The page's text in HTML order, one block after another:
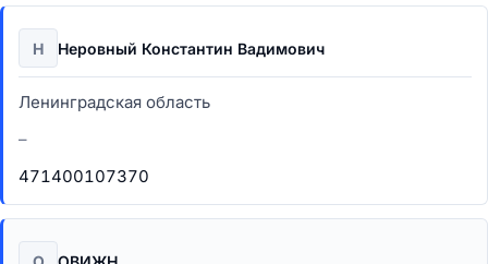
Н Неровный Константин Вадимович
Ленинградская область
–
471400107370